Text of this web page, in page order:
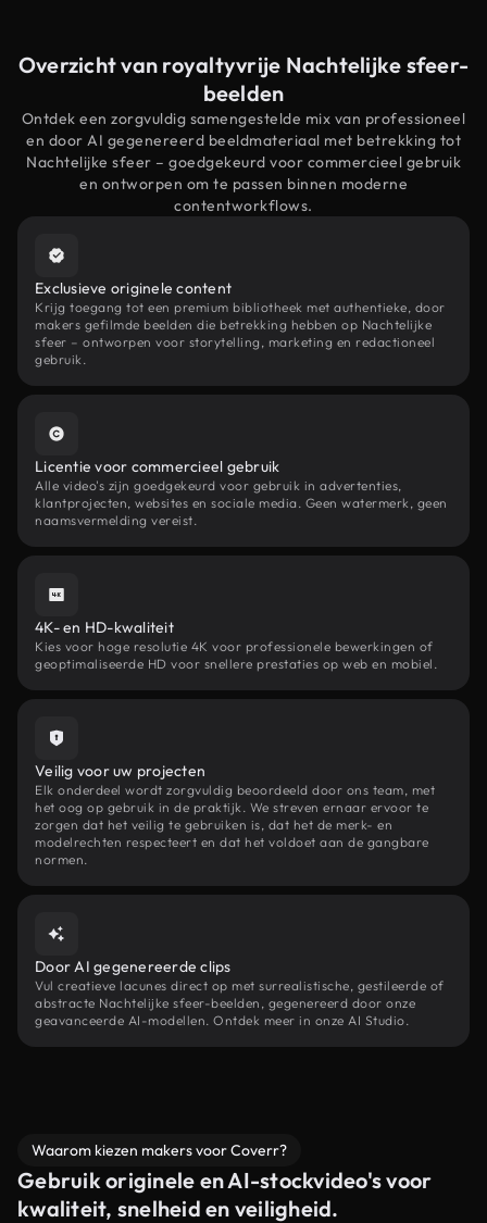
Overzicht van royaltyvrije Nachtelijke sfeer-
beelden
Ontdek een zorgvuldig samengestelde mix van professioneel
en door AI gegenereerd beeldmateriaal met betrekking tot
Nachtelijke sfeer – goedgekeurd voor commercieel gebruik
en ontworpen om te passen binnen moderne
contentworkflows.
Exclusieve originele content
Krijg toegang tot een premium bibliotheek met authentieke, door
makers gefilmde beelden die betrekking hebben op Nachtelijke
sfeer – ontworpen voor storytelling, marketing en redactioneel
gebruik.
Licentie voor commercieel gebruik
Alle video's zijn goedgekeurd voor gebruik in advertenties,
klantprojecten, websites en sociale media. Geen watermerk, geen
naamsvermelding vereist.
4K- en HD-kwaliteit
Kies voor hoge resolutie 4K voor professionele bewerkingen of
geoptimaliseerde HD voor snellere prestaties op web en mobiel.
Veilig voor uw projecten
Elk onderdeel wordt zorgvuldig beoordeeld door ons team, met
het oog op gebruik in de praktijk. We streven ernaar ervoor te
zorgen dat het veilig te gebruiken is, dat het de merk- en
modelrechten respecteert en dat het voldoet aan de gangbare
normen.
Door AI gegenereerde clips
Vul creatieve lacunes direct op met surrealistische, gestileerde of
abstracte Nachtelijke sfeer-beelden, gegenereerd door onze
geavanceerde AI-modellen. Ontdek meer in onze AI Studio.
Waarom kiezen makers voor Coverr?
Gebruik originele en AI-stockvideo's voor
kwaliteit, snelheid en veiligheid.